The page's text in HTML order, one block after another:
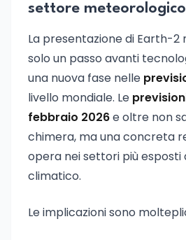
settore meteorologico
La presentazione di Earth-
solo un passo avanti
una nuova fase nelle
livello mondiale. Le
febbraio 2026e oltre non
chimera, ma una concreta
opera nei settori più esposti
climatico.
Le implicazioni sono